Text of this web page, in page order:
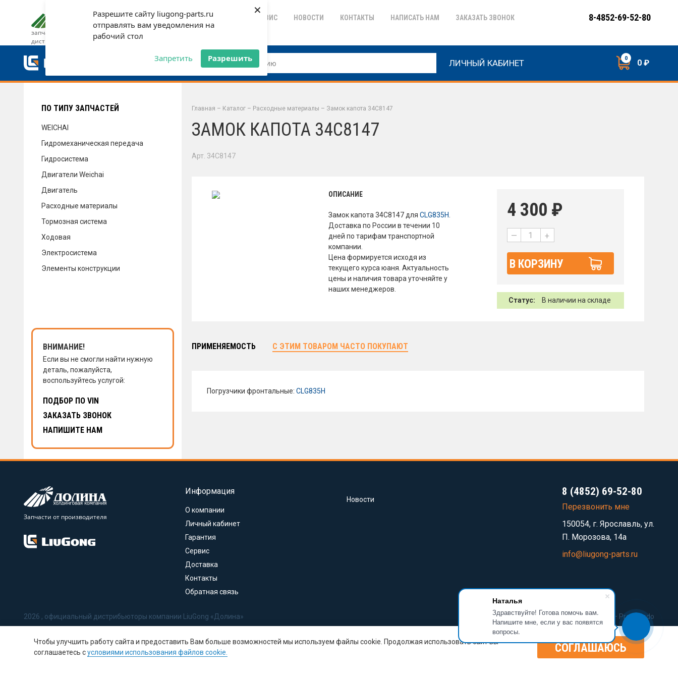
Разрешите сайту liugong-parts.ru
отправлять вам уведомления на
рабочий стол
Запретить Разрешить
×
Наталья
Здравствуйте! Готова помочь вам.
Напишите мне, если у вас появятся
вопросы.
запчасти от официального
дистрибьютора
ДОСТАВКА И ОПЛАТА ГАРАНТИЯ СЕРВИС НОВОСТИ КОНТАКТЫ НАПИСАТЬ НАМ ЗАКАЗАТЬ ЗВОНОК
ДОСТАВКА И ОПЛАТА
СЕРВИС
ЗАКАЗАТЬ ЗВОНОК
8-4852-69-52-80
ЛИЧНЫЙ КАБИНЕТ 0 0 ₽
ПО ТИПУ ЗАПЧАСТЕЙ
WEICHAI
Гидромеханическая передача
Гидросистема
Двигатели Weichai
Двигатель
Расходные материалы
Тормозная система
Ходовая
Электросистема
Элементы конструкции
ВНИМАНИЕ!
Если вы не смогли найти нужную
деталь, пожалуйста,
воспользуйтесь услугой:
ПОДБОР ПО VIN
ЗАКАЗАТЬ ЗВОНОК
НАПИШИТЕ НАМ
Главная – Каталог – Расходные материалы – Замок капота 34C8147
ЗАМОК КАПОТА 34C8147
Арт. 34C8147
ОПИСАНИЕ
Замок капота 34C8147 дляCLG835H
Доставка по России в течении 10
дней по тарифам транспортной
компании.
Цена формируется исходя из
текущего курса юаня. Актуальность
цены и наличия товара уточняйте у
наших менеджеров.
4 300 ₽
— +
В КОРЗИНУ
Статус: В наличии на складе
ПРИМЕНЯЕМОСТЬ С ЭТИМ ТОВАРОМ ЧАСТО ПОКУПАЮТ
Погрузчики фронтальные: CLG835H
Запчасти от производителя
Информация
О компании
Личный кабинет
Гарантия
Сервис
Доставка
Контакты
Обратная связь
Новости
8 (4852) 69-52-80
Перезвонить мне
150054, г. Ярославль, ул.
П. Морозова, 14а
info@liugong-parts.ru
2026 , официальный дистрибьюторы компании LiuGong «Долина»
Политика в отношении обработки персональных данных
Соглашение на обработку персональных данных
Политика использования Cookie-файлов
Разработка сайта — Prominado
Чтобы улучшить работу сайта и предоставить Вам больше возможностей мы используем файлы cookie. Продолжая использовать сайт вы
соглашаетесь сусловиями использования файлов cookie. СОГЛАШАЮСЬ